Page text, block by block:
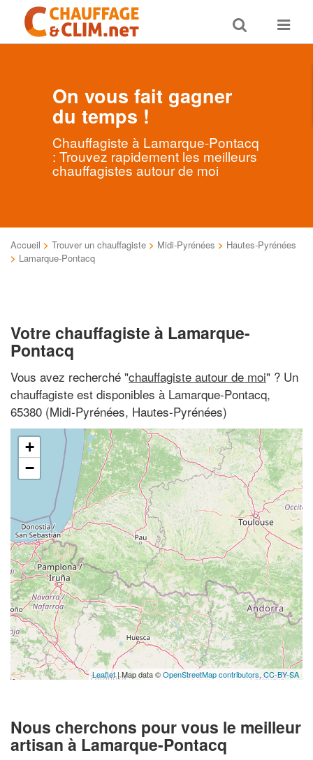
Toggle
search
Toggle
On vous fait gagner
du temps !
Chauffagiste à Lamarque-Pontacq
: Trouvez rapidement les meilleurs
chauffagistes autour de moi
Accueil > Trouver un chauffagiste > Midi-Pyrénées > Hautes-Pyrénées
> Lamarque-Pontacq
Votre chauffagiste à Lamarque-
Pontacq
Vous avez recherché "chauffagiste autour de moi" ? Un
chauffagiste est disponibles à Lamarque-Pontacq,
65380 (Midi-Pyrénées, Hautes-Pyrénées)
+
−
Leaflet| Map data ©OpenStreetMap contributors,CC-BY-SA
Nous cherchons pour vous le meilleur
artisan à Lamarque-Pontacq